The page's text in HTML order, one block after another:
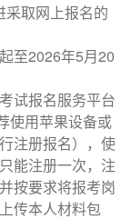
采取网上报名的
至2026年5月20
试报名服务平台
使用苹果设备或
注册报名），使
能注册一次，注
按要求将报考岗
传本人材料包